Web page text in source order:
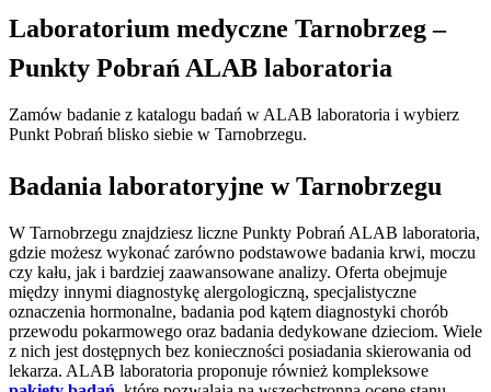
Laboratorium medyczne Tarnobrzeg –
Punkty Pobrań ALAB laboratoria
Zamów badanie z katalogu badań w ALAB laboratoria i wybierz
Punkt Pobrań blisko siebie w Tarnobrzegu.
Badania laboratoryjne w Tarnobrzegu
W Tarnobrzegu znajdziesz liczne Punkty Pobrań ALAB laboratoria,
gdzie możesz wykonać zarówno podstawowe badania krwi, moczu
czy kału, jak i bardziej zaawansowane analizy. Oferta obejmuje
między innymi diagnostykę alergologiczną, specjalistyczne
oznaczenia hormonalne, badania pod kątem diagnostyki chorób
przewodu pokarmowego oraz badania dedykowane dzieciom. Wiele
z nich jest dostępnych bez konieczności posiadania skierowania od
lekarza. ALAB laboratoria proponuje również kompleksowe